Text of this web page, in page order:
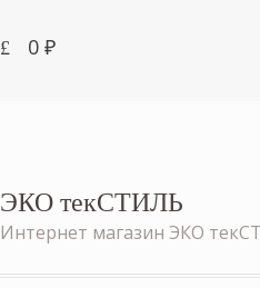
0₽
ЭКО текСТИЛЬ
Интернет магазин ЭКО